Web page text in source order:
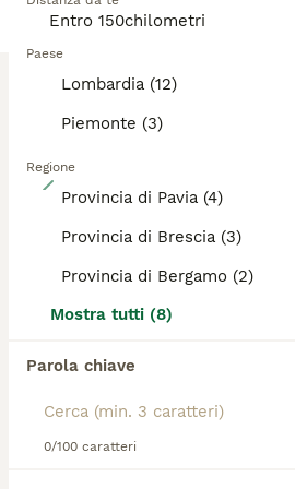
Paese
Lombardia (12)
Piemonte (3)
Regione
Provincia di Pavia (4)
Provincia di Brescia (3)
Provincia di Bergamo (2)
Mostra tutti (8)
Parola chiave
0/100 caratteri
uno di questi deliziosi cagnolini.
Leggi la
informazioni su questa razza di cane.
Barboncino
12 settimane 1 21600 €